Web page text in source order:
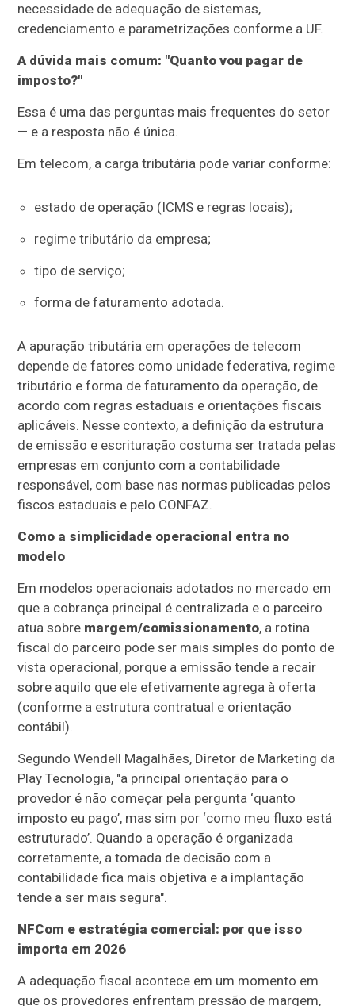
necessidade de adequação de sistemas,
credenciamento e parametrizações conforme a UF.
A dúvida mais comum: "Quanto vou pagar de
imposto?"
Essa é uma das perguntas mais frequentes do setor
— e a resposta não é única.
Em telecom, a carga tributária pode variar conforme:
estado de operação (ICMS e regras locais);
regime tributário da empresa;
tipo de serviço;
forma de faturamento adotada.
A apuração tributária em operações de telecom
depende de fatores como unidade federativa, regime
tributário e forma de faturamento da operação, de
acordo com regras estaduais e orientações fiscais
aplicáveis. Nesse contexto, a definição da estrutura
de emissão e escrituração costuma ser tratada pelas
empresas em conjunto com a contabilidade
responsável, com base nas normas publicadas pelos
fiscos estaduais e pelo CONFAZ.
Como a simplicidade operacional entra no
modelo
Em modelos operacionais adotados no mercado em
que a cobrança principal é centralizada e o parceiro
atua sobre margem/comissionamento, a rotina
fiscal do parceiro pode ser mais simples do ponto de
vista operacional, porque a emissão tende a recair
sobre aquilo que ele efetivamente agrega à oferta
(conforme a estrutura contratual e orientação
contábil).
Segundo Wendell Magalhães, Diretor de Marketing da
Play Tecnologia, "a principal orientação para o
provedor é não começar pela pergunta ‘quanto
imposto eu pago’, mas sim por ‘como meu fluxo está
estruturado’. Quando a operação é organizada
corretamente, a tomada de decisão com a
contabilidade fica mais objetiva e a implantação
tende a ser mais segura".
NFCom e estratégia comercial: por que isso
importa em 2026
A adequação fiscal acontece em um momento em
que os provedores enfrentam pressão de margem,